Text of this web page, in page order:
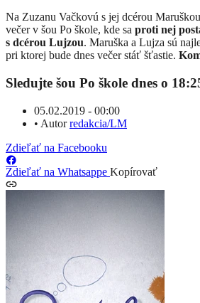
Na Zuzanu Vačkovú s jej dcérou
večer v šou Po škole, kde sa proti nej
s dcérou Lujzou. Maruška a Lujza sú
pri ktorej bude dnes večer stáť šťastie.
Sledujte šou Po škole dnes o
05.02.2019 - 00:00
• Autorredakcia/LM
Zdieľať na Facebooku
Zdieľať na Whatsappe Kopírovať